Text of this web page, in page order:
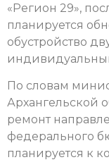
«Регион 29»,
планируется
обустройство
По словам
Архангельской
ремонт
федерального
планируется к